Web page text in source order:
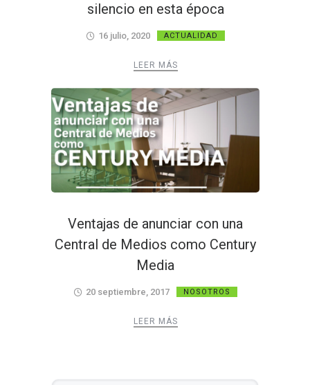
silencio en esta época
16 julio, 2020 ACTUALIDAD
LEER MÁS
Ventajas de anunciar con una
Central de Medios como Century
Media
20 septiembre, 2017 NOSOTROS
LEER MÁS